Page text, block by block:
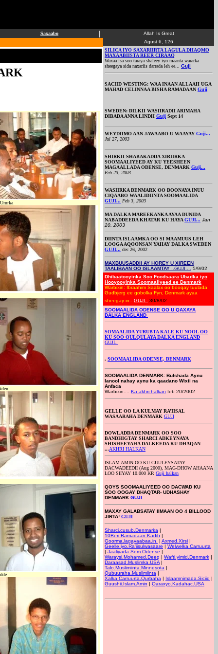
Saxaabo |
Allah Is Great
Agust 6, 126
SILICA IYO SAXARIIRTA LAGULA DHAQMO
MAXAABIISTA REER CIRAAQ
Waxaa isa soo taraya shaleey iyo maanta wararka
sheegaya sida naxariis darrada leh ee
Guji
SACIID WESTING: WAA INAAN ALLAAH UGA
MAHAD CELINNAA BISHA RAMADAAN Guji
SWEDEN: DILKII WASIIRADII ARIMAHA
DIBADA ANNA LINDH Guji Sept 14
WEYDIIMO AAN JAWAABO U WAAYAY Guji...
Jul 27, 2003
SHIRKII SHABAKADDA XIRIIRKA
SOOMAALIYEED AY KU YEESHEEN
MAGAALLADA ODENSE, DENMARK Guji...
Feb 23, 2003
WASIIRKA DENMARK OO DOONAYA INUU
CIQAABO WAALIDIINTA SOOMAALIDA
GUJI... Feb 3, 2003
MA DALKA MAREEKANKA AYAA DUNIDA
NABADDEEDA KHATAR KU HAYAGUJI... Jan
20, 2003
DIINTA ISLAAMKA OO SI MAAMUUS LEH
LOOGA AQOONSAN YAHAY DALKA SWEDEN
GUJI... dec 26, 2002
MAXBUUSADDII AY HOREY U XIREEN
TAALIBAAN OO ISLAAMTAY
GUJI....
5/9/02
Dhibaatooyinka Soo Foodsaara Ubadka iyo
Hooyooyinka Soomaaliyeed ee Denmark
Warbixin: Ibraahim Saalax oo booqay tuulada
Gudbjerg ee gobolka Fyn, Denmark ayaa
sheegay in.. GUJI..
30/8/02
SOOMAALIDA ODENSE OO U QAXAYA
DALKA ENGLAND
SOMAALIDA YURUBTA KALE KU NOOL OO
KU SOO QULQULAYA DALKA ENGLAND
GUJI..
. SOOMAALIDA ODENSE, DENMARK
SOOMAALIDA DENMARK: Bulshada Aynu
lanool nahay aynu ka qaadano Wixii na
Anfaca
Warbixin:... Ka akhri halkan feb 20/2002
GELLE OO LA KULMAY RA’IISAL
WASAARAHA DENMARK GUJI
DOWLADDA DENMARK OO SOO
BANDHIGTAY SHARCI ADKEYNAYA
SHISHEEYAHA DALKEEDA KU DHAQAN
...AKHRI HALKAN
ISLAM AMIN OO KU GUULEYSATAY
DACWADEEDII (Aug 2000), MAG-DHOW AHAANA
LOO SIIYAY 10.000 KR Guji halkan
QOYS SOOMAALIYEED OO DACWAD KU
SOO OOGAY DHAQTAR- UDHASHAY
DENMARK GUJI..
MAXAY GALABSATAY IIMAAN OO 4 BILLOOD
JIRTA! GUJI
Sharci.cusub.Denmarka |
10Beri.Ramadaan.Kadib |
Goorma.lagayaabaa.in.
| Axmed.Xirsi |
Geelle.iyo.Ra'iisulwasaare | Welwelka.Carruurta
| Jaaliyada.Som.Odense |
Waraysi.Mohamed.Deeq | Wafti.yimid.Denmark |
Daraasad.Muslimka.USA |
Talo.Muslimiinta.Minnesota |
Qubuuraha.Muslimiinta |
Xalka.Carruurta.Qurbaha | Islaamnimada.Siciid |
Guushii.Islam.Amin | Qaraxyo.Kadahac.USA